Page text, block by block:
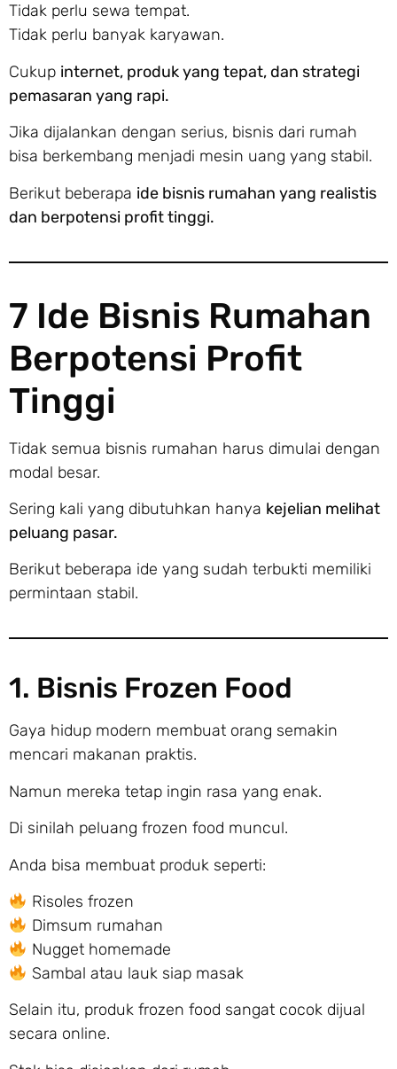
Tidak perlu sewa tempat.
Tidak perlu banyak karyawan.
Cukup internet, produk yang tepat, dan strategi
pemasaran yang rapi.
Jika dijalankan dengan serius, bisnis dari rumah
bisa berkembang menjadi mesin uang yang stabil.
Berikut beberapa ide bisnis rumahan yang realistis
dan berpotensi profit tinggi.
7 Ide Bisnis Rumahan
Berpotensi Profit
Tinggi
Tidak semua bisnis rumahan harus dimulai dengan
modal besar.
Sering kali yang dibutuhkan hanya kejelian melihat
peluang pasar.
Berikut beberapa ide yang sudah terbukti memiliki
permintaan stabil.
1. Bisnis Frozen Food
Gaya hidup modern membuat orang semakin
mencari makanan praktis.
Namun mereka tetap ingin rasa yang enak.
Di sinilah peluang frozen food muncul.
Anda bisa membuat produk seperti:
Risoles frozen
Dimsum rumahan
Nugget homemade
Sambal atau lauk siap masak
Selain itu, produk frozen food sangat cocok dijual
secara online.